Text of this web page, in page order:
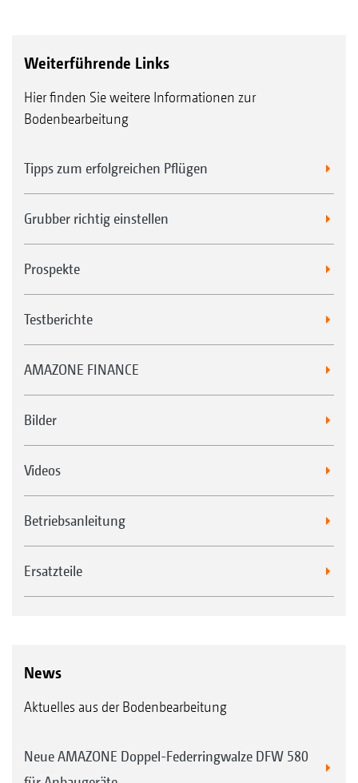
Weiterführende Links
Hier finden Sie weitere Informationen zur
Bodenbearbeitung
Tipps zum erfolgreichen Pflügen
Grubber richtig einstellen
Prospekte
Testberichte
AMAZONE FINANCE
Bilder
Videos
Betriebsanleitung
Ersatzteile
News
Aktuelles aus der Bodenbearbeitung
Neue AMAZONE Doppel-Federringwalze DFW 580